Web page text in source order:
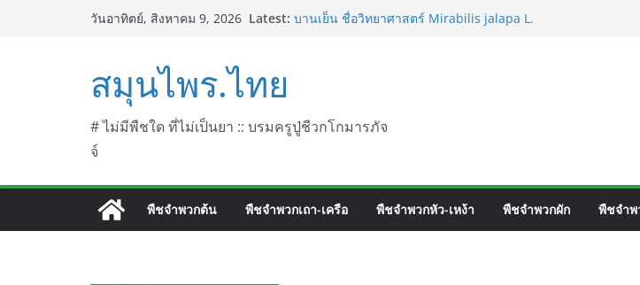
วันอาทิตย์, สิงหาคม 9, 2026 Latest: บานเย็น ชื่อวิทยาศาสตร์ Mirabilis jalapa L.
บานไม่รู้โรย
สมุนไพร.ไทย
# ไม่มีพืชใด ที่ไม่เป็นยา :: บรมครูปู่ชีวกโกมารภัจ
จ์
พืชจำพวกต้น พืชจำพวกเถา-เครือ พืชจำพวกหัว-เหง้า พืชจำพวกผัก พืชจำ